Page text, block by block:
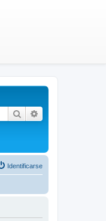
Buscar
Identificarse